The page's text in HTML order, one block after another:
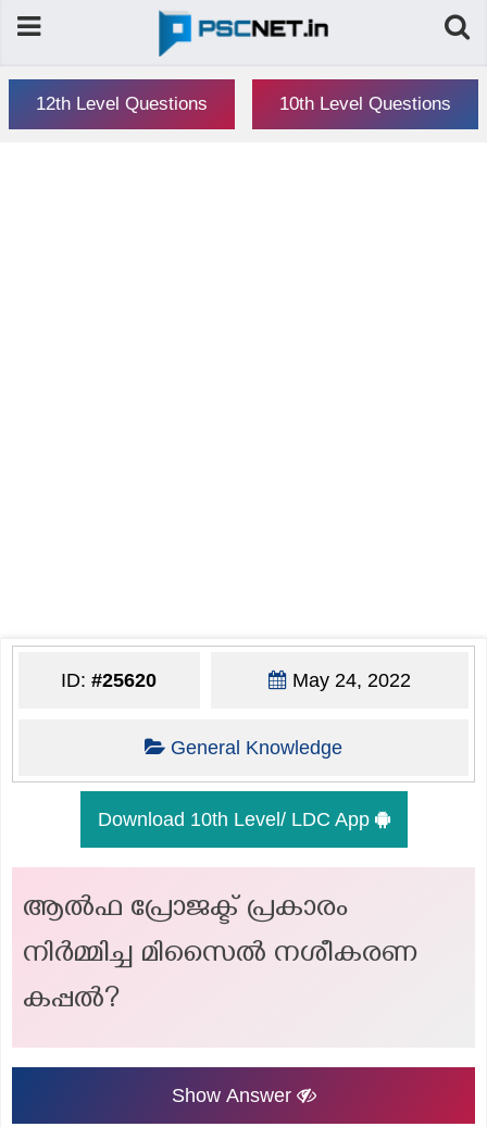
12th Level Questions 10th Level Questions
ID:#25620 May 24, 2022
General Knowledge
Download 10th Level/ LDC App
ആൽഫ പ്രോജക്ട് പ്രകാരം
നിർമ്മിച്ച മിസൈൽ നശീകരണ
കപ്പൽ?
Show Answer